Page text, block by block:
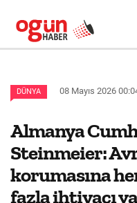
DÜNYA 08 Mayıs 2026
Almanya
Steinmeier:
korumasına
fazla ihtiyacı